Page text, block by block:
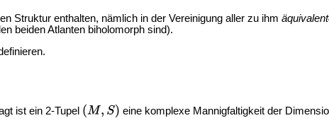
Struktur enthalten, nämlich in der Vereinigung aller zu ihm
beiden Atlanten biholomorph sind).
ist ein 2-Tupel
eine komplexe Mannigfaltigkeit der